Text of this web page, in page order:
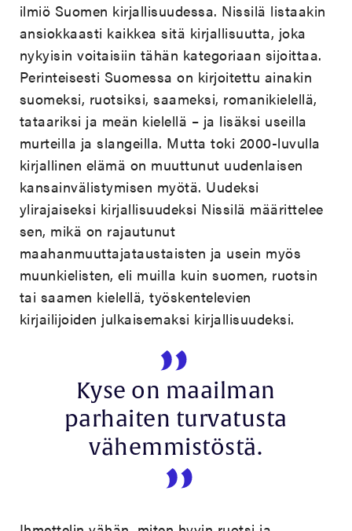
ilmiö Suomen kirjallisuudessa. Nissilä listaakin
ansiokkaasti kaikkea sitä kirjallisuutta, joka
nykyisin voitaisiin tähän kategoriaan sijoittaa.
Perinteisesti Suomessa on kirjoitettu ainakin
suomeksi, ruotsiksi, saameksi, romanikielellä,
tataariksi ja meän kielellä – ja lisäksi useilla
murteilla ja slangeilla. Mutta toki 2000-luvulla
kirjallinen elämä on muuttunut uudenlaisen
kansainvälistymisen myötä. Uudeksi
ylirajaiseksi kirjallisuudeksi Nissilä määrittelee
sen, mikä on rajautunut
maahanmuuttajataustaisten ja usein myös
muunkielisten, eli muilla kuin suomen, ruotsin
tai saamen kielellä, työskentelevien
kirjailijoiden julkaisemaksi kirjallisuudeksi.
Kyse on maailman
parhaiten turvatusta
vähemmistöstä.